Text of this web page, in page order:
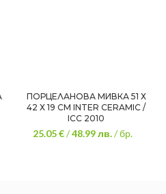
ПОРЦЕЛАНОВА МИВКА 51 Х
42 Х 19 СМ INTER CERAMIC /
ICC 2010
25.05 €/48.99лв./ бр.